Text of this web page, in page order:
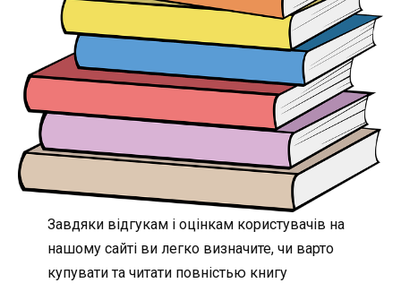
Завдяки відгукам і оцінкам користувачів на
нашому сайті ви легко визначите, чи варто
купувати та читати повністью книгу